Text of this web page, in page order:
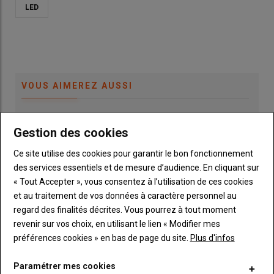
LED
VOUS AIMEREZ AUSSI
arracheuses automotrices Varitron 470 XL
Tuchel - Une balayeuse de logettes passe-
partout
06 août 2026
Travail du sol ultrasuperficiel : la montée en
puissance des outils combinés
Gestion des cookies
Ce site utilise des cookies pour garantir le bon fonctionnement
des services essentiels et de mesure d’audience. En cliquant sur
« Tout Accepter », vous consentez à l’utilisation de ces cookies
et au traitement de vos données à caractère personnel au
regard des finalités décrites. Vous pourrez à tout moment
revenir sur vos choix, en utilisant le lien « Modifier mes
préférences cookies » en bas de page du site. Plus d'infos
Paramétrer mes cookies